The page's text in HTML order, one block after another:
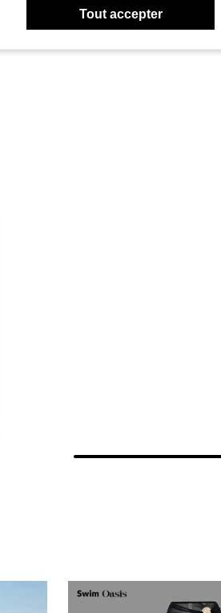
Tout accepter